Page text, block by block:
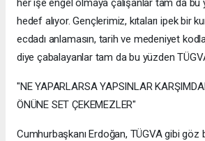
her işe engel olmaya çalışanlar tam da bu
hedef alıyor. Gençlerimiz, kıtaları ipek bir
ecdadı anlamasın, tarih ve medeniyet
diye çabalayanlar tam da bu yüzden
"NE YAPARLARSA YAPSINLAR
ÖNÜNE SET ÇEKEMEZLER"
Cumhurbaşkanı Erdoğan, TÜGVA gibi göz